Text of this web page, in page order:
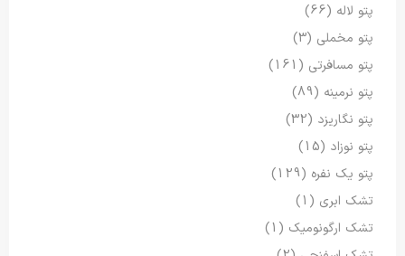
پتو لاله (66)
پتو مخملی (3)
پتو مسافرتی (161)
پتو نرمینه (89)
پتو نگاریزد (32)
پتو نوزاد (15)
پتو یک نفره (129)
تشک ابری (1)
تشک ارگونومیک (1)